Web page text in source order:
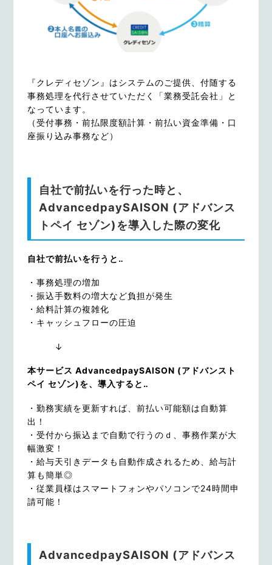
『クレディセゾン』はシステムのご提供、付随する
事務処理を代行させていただく「業務受託会社」と
なっています。
（受付事務・前払限度額計算・前払い資金準備・口
座振り込み事務など）
自社で前払いを行った時と、
AdvancedpaySAISON (アドバンス
トペイ セゾン)を導入した際の変化
自社で前払いを行うと‥
・事務処理の増加
・振込手数料の増大など負担が発生
・給料計算の複雑化
・キャッシュフローの圧迫
↓
本サービス AdvancedpaySAISON (アドバンスト
ペイ セゾン)を、導入すると‥
・勤務実績を更新すれば、前払い可能額は自動算
出！
・受付から振込まで自動で行うのｄ、事務作業が大
幅激変！
・給与天引きデータも自動作成されるため、給与計
算も簡単◎
・従業員様はスマートフォンやパソコンで24時間申
請可能！
AdvancedpaySAISON (アドバンス